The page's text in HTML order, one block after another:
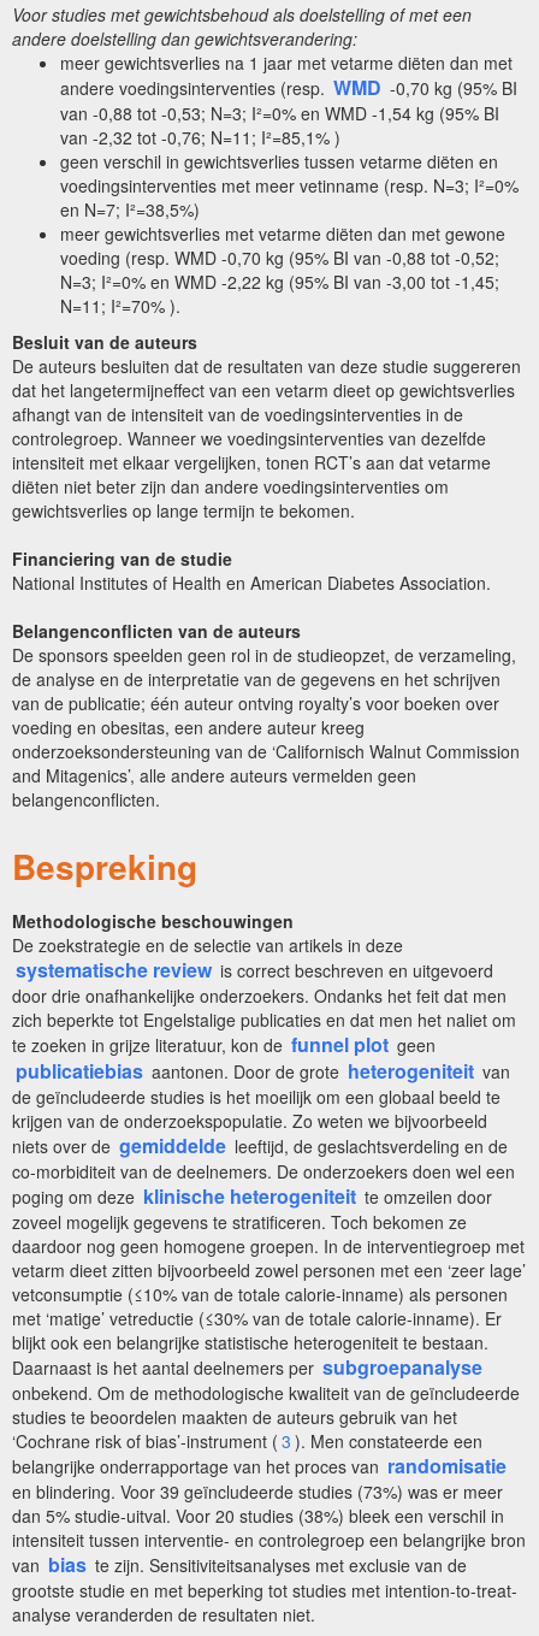
Voor studies met gewichtsbehoud als doelstelling of met een
andere doelstelling dan gewichtsverandering:
meer gewichtsverlies na 1 jaar met vetarme diëten dan met
andere voedingsinterventies (resp. WMD -0,70 kg (95% BI
van -0,88 tot -0,53; N=3; I²=0% en WMD -1,54 kg (95% BI
van -2,32 tot -0,76; N=11; I²=85,1% )
geen verschil in gewichtsverlies tussen vetarme diëten en
voedingsinterventies met meer vetinname (resp. N=3; I²=0%
en N=7; I²=38,5%)
meer gewichtsverlies met vetarme diëten dan met gewone
voeding (resp. WMD -0,70 kg (95% BI van -0,88 tot -0,52;
N=3; I²=0% en WMD -2,22 kg (95% BI van -3,00 tot -1,45;
N=11; I²=70% ).
Besluit van de auteurs
De auteurs besluiten dat de resultaten van deze studie suggereren
dat het langetermijneffect van een vetarm dieet op gewichtsverlies
afhangt van de intensiteit van de voedingsinterventies in de
controlegroep. Wanneer we voedingsinterventies van dezelfde
intensiteit met elkaar vergelijken, tonen RCT’s aan dat vetarme
diëten niet beter zijn dan andere voedingsinterventies om
gewichtsverlies op lange termijn te bekomen.
Financiering van de studie
National Institutes of Health en American Diabetes Association.
Belangenconflicten van de auteurs
De sponsors speelden geen rol in de studieopzet, de verzameling,
de analyse en de interpretatie van de gegevens en het schrijven
van de publicatie; één auteur ontving royalty’s voor boeken over
voeding en obesitas, een andere auteur kreeg
onderzoeksondersteuning van de ‘Californisch Walnut Commission
and Mitagenics’, alle andere auteurs vermelden geen
belangenconflicten.
Bespreking
Methodologische beschouwingen
De zoekstrategie en de selectie van artikels in deze
systematische review is correct beschreven en uitgevoerd
door drie onafhankelijke onderzoekers. Ondanks het feit dat men
zich beperkte tot Engelstalige publicaties en dat men het naliet om
te zoeken in grijze literatuur, kon de funnel plot geen
publicatiebias aantonen. Door de grote heterogeniteit van
de geïncludeerde studies is het moeilijk om een globaal beeld te
krijgen van de onderzoekspopulatie. Zo weten we bijvoorbeeld
niets over de gemiddelde leeftijd, de geslachtsverdeling en de
co-morbiditeit van de deelnemers. De onderzoekers doen wel een
poging om deze klinische heterogeniteit te omzeilen door
zoveel mogelijk gegevens te stratificeren. Toch bekomen ze
daardoor nog geen homogene groepen. In de interventiegroep met
vetarm dieet zitten bijvoorbeeld zowel personen met een ‘zeer lage’
vetconsumptie (≤10% van de totale calorie-inname) als personen
met ‘matige’ vetreductie (≤30% van de totale calorie-inname). Er
blijkt ook een belangrijke statistische heterogeniteit te bestaan.
Daarnaast is het aantal deelnemers per subgroepanalyse
onbekend. Om de methodologische kwaliteit van de geïncludeerde
studies te beoordelen maakten de auteurs gebruik van het
‘Cochrane risk of bias’-instrument ( 3 ). Men constateerde een
belangrijke onderrapportage van het proces van randomisatie
en blindering. Voor 39 geïncludeerde studies (73%) was er meer
dan 5% studie-uitval. Voor 20 studies (38%) bleek een verschil in
intensiteit tussen interventie- en controlegroep een belangrijke bron
van bias te zijn. Sensitiviteitsanalyses met exclusie van de
grootste studie en met beperking tot studies met intention-to-treat-
analyse veranderden de resultaten niet.